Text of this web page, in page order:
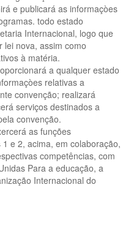
e publicará as informaçòes
todo estado
Internacional, logo que
lei nova, assim como
à matéria.
a qualquer estado
relativas a
convenção; realizará
serviços destinados a
convenção.
as funções
e 2, acima, em colaboração,
competências, com
Para a educação, a
Internacional do